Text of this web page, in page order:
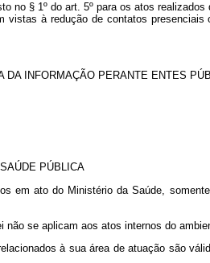
§ 1º do art. 5º para os atos
vistas à redução de contatos
DA INFORMAÇÃO PERANTE ENTES
PÚBLICA
em ato do Ministério da Saúde,
não se aplicam aos atos internos do
à sua área de atuação são